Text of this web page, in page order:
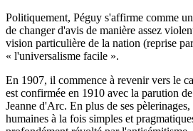
Politiquement, Péguy s'affirme comme
de changer d'avis de manière assez
vision particulière de la nation (reprise
« l'universalisme facile ».
En 1907, il commence à revenir vers le
est confirmée en 1910 avec la parution
Jeanne d'Arc. En plus de ses
humaines à la fois simples et